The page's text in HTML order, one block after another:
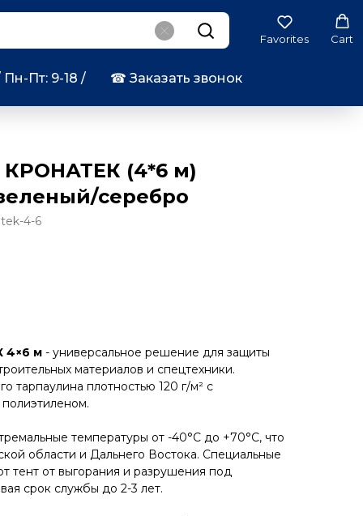
Favorites Cart
Пн-Пт: 9-18 / ☎︎ Заказать звонок
КРОНАТЕК (4*6 м)
серебро
4-6
4×6 м - универсальное решение для защиты
материалов и спецтехники.
тарпаулина плотностью 120 г/м² с
температуры от -40°C до +70°C, что
области и Дальнего Востока. Специальные
тент от выгорания и разрушения под
срок службы до 2-3 лет.​